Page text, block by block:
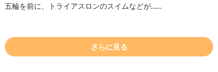
五輪を前に、トライアスロンのスイムなどが……
さらに見る